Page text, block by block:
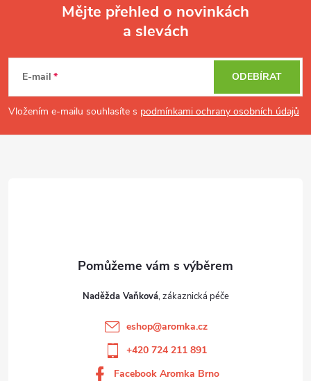
í
Mějte přehled o novinkách
a slevách
E-mail
Vložením e-mailu souhlasíte s podmínkami ochrany osobních údajů
ODEBÍRAT
Naděžda Vaňková
eshop@aromka.cz
+420 724 211 891
Facebook Aromka Brno